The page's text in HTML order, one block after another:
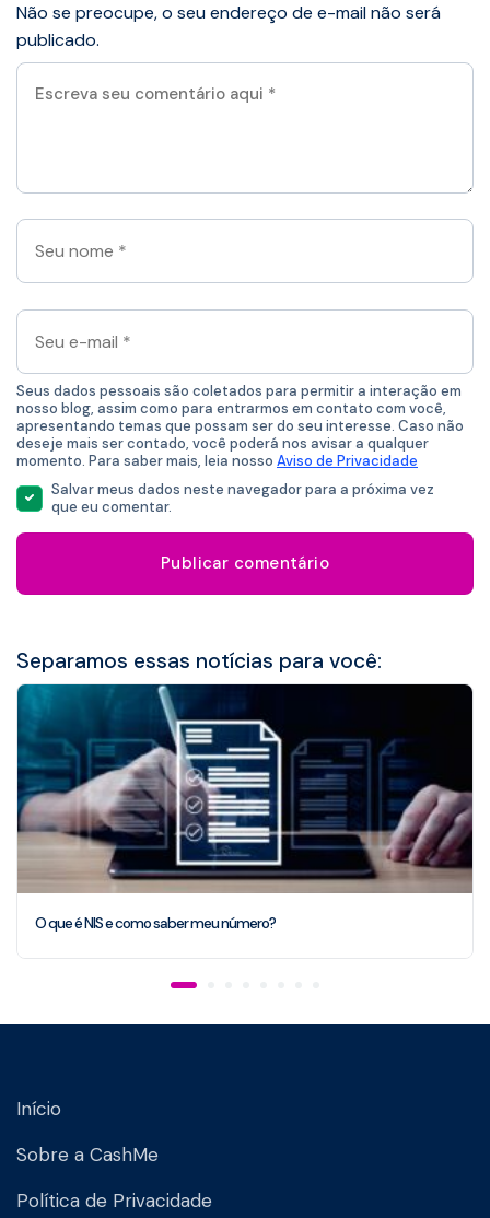
Não se preocupe, o seu endereço de e-mail não será
publicado.
Escreva
seu
Seu
nome
*
Seu
e-
mail
*
Seus dados pessoais são coletados para permitir a interação em
nosso blog, assim como para entrarmos em contato com você,
apresentando temas que possam ser do seu interesse. Caso não
deseje mais ser contado, você poderá nos avisar a qualquer
momento. Para saber mais, leia nosso Aviso de Privacidade
Salvar meus dados neste navegador para a próxima vez
que eu comentar.
Separamos essas notícias para você:
O que é NIS e como saber meu número?
Início
Sobre a CashMe
Política de Privacidade